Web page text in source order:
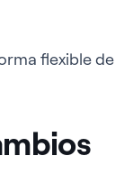
flexible de